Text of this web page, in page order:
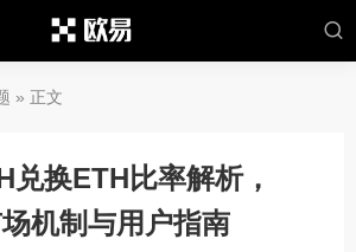
» 正文
兑换ETH比率解析，
机制与用户指南